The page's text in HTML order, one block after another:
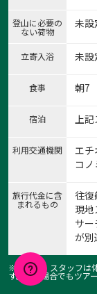
登山に必要の
ない荷物
未設
立寄入浴 未設
食事 朝7
宿泊 上記
利用交通機関
エチ
コノ
旅行代金に含
まれるもの
往復
現
サ
が別
※ガイド・スタッフは
す。その場合でもツア